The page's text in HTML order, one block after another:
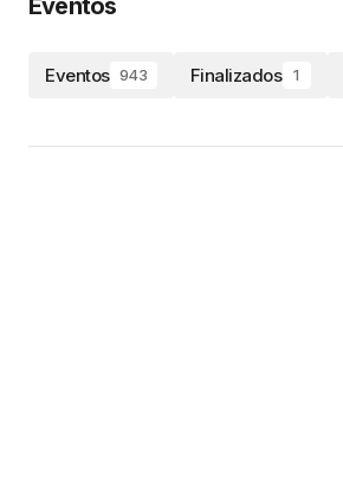
Eventos
Eventos 943 Finalizados 1